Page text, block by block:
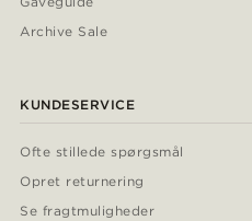
Archive Sale
KUNDESERVICE
Ofte stillede spørgsmål
Opret returnering
Se fragtmuligheder